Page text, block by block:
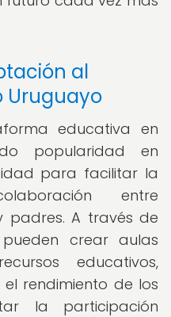
al
Uruguayo
educativa en
popularidad en
para facilitar la
entre
padres. A través de
crear aulas
educativos,
rendimiento de los
la participación